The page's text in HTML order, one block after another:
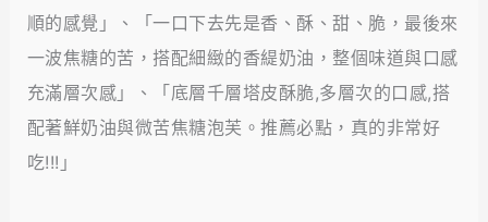
順的感覺」、「一口下去先是香、酥、甜、脆，最後來
一波焦糖的苦，搭配細緻的香緹奶油，整個味道與口感
充滿層次感」、「底層千層塔皮酥脆,多層次的口感,搭
配著鮮奶油與微苦焦糖泡芙。推薦必點，真的非常好
吃!!!」